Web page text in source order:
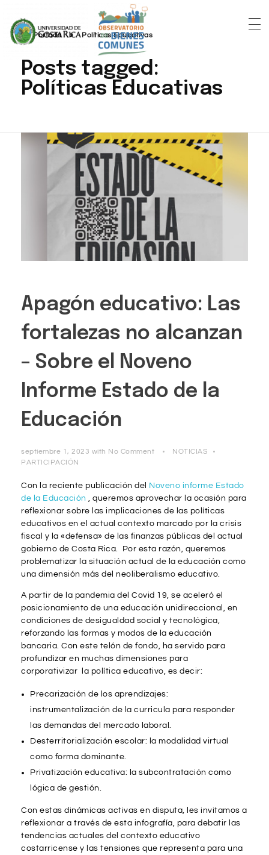
Portada » Políticas Educativas
Posts tagged:
Políticas Educativas
Apagón educativo: Las
fortalezas no alcanzan
– Sobre el Noveno
Informe Estado de la
Educación
septiembre 1, 2023 with No Comment
NOTICIAS
PARTICIPACIÓN
Con la reciente publicación del
Noveno informe Estado
de la Educación , queremos aprovechar la ocasión para
reflexionar sobre las implicaciones de las políticas
educativos en el actual contexto marcado por la crisis
fiscal y la «defensa» de las finanzas públicas del actual
gobierno de Costa Rica. Por esta razón, queremos
problematizar la situación actual de la educación como
una dimensión más del neoliberalismo educativo.
A partir de la pandemia del Covid 19, se aceleró el
posicionamiento de una educación unidireccional, en
condiciones de desigualdad social y tecnológica,
reforzando las formas y modos de la educación
bancaria. Con este telón de fondo, ha servido para
profundizar en muchas dimensiones para
corporativizar la política educativo, es decir:
Precarización de los aprendizajes:
instrumentalización de la curricula para responder
las demandas del mercado laboral.
Desterritorialización escolar: la modalidad virtual
como forma dominante.
Privatización educativa: la subcontratación como
lógica de gestión.
Con estas dinámicas activas en disputa, les invitamos a
reflexionar a través de esta infografía, para debatir las
tendencias actuales del contexto educativo
costarricense y las tensiones que representa para una